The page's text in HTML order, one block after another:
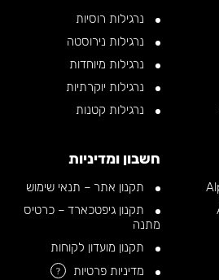
נרגילות רוסיות
נרגילות נירוסטה
נרגילות מיוחדות
נרגילות יוקרתיות
נרגילות קטנות
חשבון ומדיניות
תקנון אתר – תנאי שימוש
תקנון גיפטכארד – כרטיס
מתנה
תקנון מועדון לקוחות
מדיניות פרטיות
?